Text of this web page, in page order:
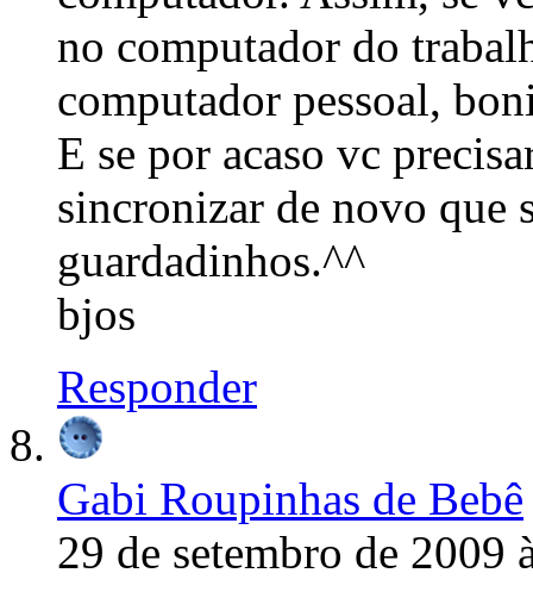
no computador do
computador pessoal,
E se por acaso vc
sincronizar de novo que
guardadinhos.^^
bjos
Responder
Gabi Roupinhas de Bebê
29 de setembro de 2009